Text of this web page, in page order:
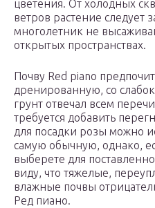
цветения. От холодных
ветров растение следует
многолетник не
открытых пространствах.
Почву Red piano
дренированную, со
грунт отвечал всем
требуется добавить
для посадки розы можно
самую обычную, однако,
выберете для
виду, что тяжелые,
влажные почвы
Ред пиано.